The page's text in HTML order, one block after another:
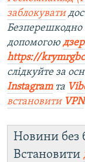
заблокувати
Безперешкодно
допомогою
https://
слідкуйте за
Instagramта
встановити VPN
Новини без
Встановити